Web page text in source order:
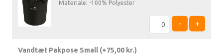
Materiale: -100% Polyester
- +
Vandtæt Pakpose Small (+75,00 kr.)